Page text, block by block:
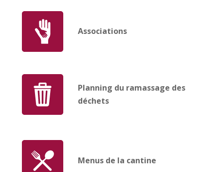
Associations
Planning du ramassage des
déchets
Menus de la cantine